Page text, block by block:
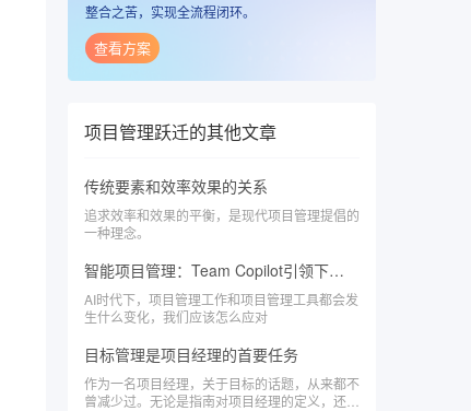
整合之苦，实现全流程闭环。
查看方案
项目管理跃迁的其他文章
传统要素和效率效果的关系
追求效率和效果的平衡，是现代项目管理提倡的
一种理念。
智能项目管理：Team Copilot引领下的效率革命与人才升级
AI时代下，项目管理工作和项目管理工具都会发
生什么变化，我们应该怎么应对
目标管理是项目经理的首要任务
作为一名项目经理，关于目标的话题，从来都不
曾减少过。无论是指南对项目经理的定义，还是